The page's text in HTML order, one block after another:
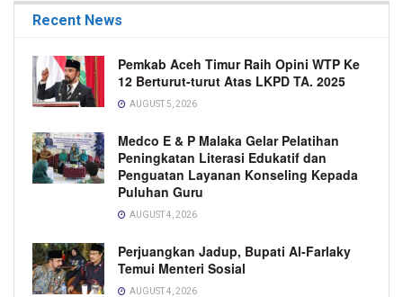
Recent News
Pemkab Aceh Timur Raih Opini WTP Ke
12 Berturut-turut Atas LKPD TA. 2025
AUGUST 5, 2026
Medco E & P Malaka Gelar Pelatihan
Peningkatan Literasi Edukatif dan
Penguatan Layanan Konseling Kepada
Puluhan Guru
AUGUST 4, 2026
Perjuangkan Jadup, Bupati Al-Farlaky
Temui Menteri Sosial
AUGUST 4, 2026